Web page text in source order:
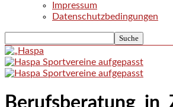
Impressum
Datenschutzbedingungen